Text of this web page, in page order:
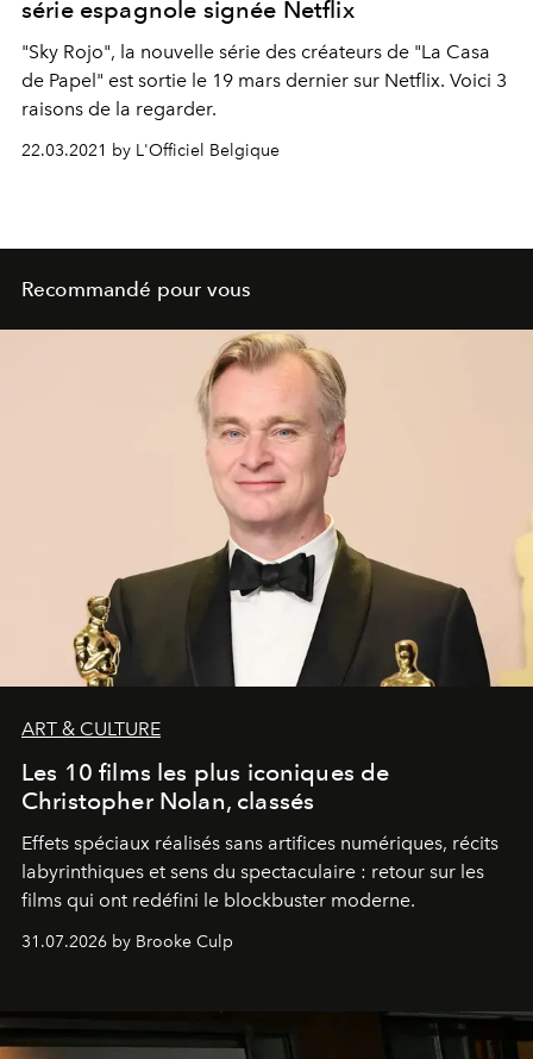
série espagnole signée Netflix
"Sky Rojo", la nouvelle série des créateurs de "La Casa
de Papel" est sortie le 19 mars dernier sur Netflix. Voici 3
raisons de la regarder.
22.03.2021 by L'Officiel Belgique
Recommandé pour vous
ART & CULTURE
Les 10 films les plus iconiques de
Christopher Nolan, classés
Effets spéciaux réalisés sans artifices numériques, récits
labyrinthiques et sens du spectaculaire : retour sur les
films qui ont redéfini le blockbuster moderne.
31.07.2026 by Brooke Culp